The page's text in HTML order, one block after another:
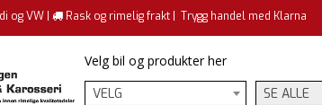
og VW | Rask og rimelig frakt | Trygg handel med Klarna
Velg bil og produkter her
VELG
SE ALLE